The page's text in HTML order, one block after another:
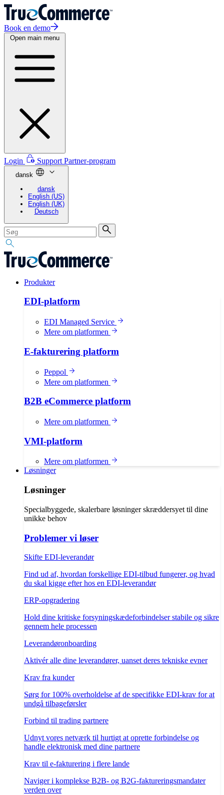
Book en demo
Open main menu
Login Support Partner-program
dansk
dansk
English (US)
English (UK)
Deutsch
Produkter
EDI-platform
EDI Managed Service
Mere om platformen
E-fakturering platform
Peppol
Mere om platformen
B2B eCommerce platform
Mere om platformen
VMI-platform
Mere om platformen
Løsninger
Løsninger
Specialbyggede, skalerbare løsninger skræddersyet til dine
unikke behov
Problemer vi løser
Skifte EDI-leverandør
Find ud af, hvordan forskellige EDI-tilbud fungerer, og hvad
du skal kigge efter hos en EDI-leverandør
ERP-opgradering
Hold dine kritiske forsyningskædeforbindelser stabile og sikre
gennem hele processen
Leverandøronboarding
Aktivér alle dine leverandører, uanset deres tekniske evner
Krav fra kunder
Sørg for 100% overholdelse af de specifikke EDI-krav for at
undgå tilbageførsler
Forbind til trading partnere
Udnyt vores netværk til hurtigt at oprette forbindelse og
handle elektronisk med dine partnere
Krav til e-fakturering i flere lande
Naviger i komplekse B2B- og B2G-faktureringsmandater
verden over